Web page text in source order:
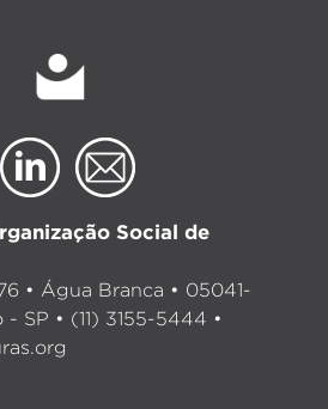
Social de
• Água Branca • 05041-
SP • (11) 3155-5444 •